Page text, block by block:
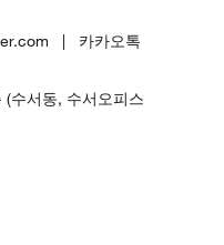
| 카카오톡
수서동, 수서오피스